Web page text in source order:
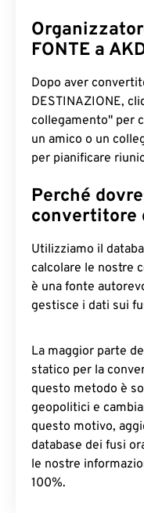
FONTE a
Dopo aver
DESTINAZIONE,
collegamento" per
un amico o un
per pianificare
Perché
convertitore
Utilizziamo il
calcolare le nostre
è una fonte
gestisce i dati sui
La maggior parte
statico per la
questo metodo è
geopolitici e
questo motivo,
database dei fusi
le nostre
100%.